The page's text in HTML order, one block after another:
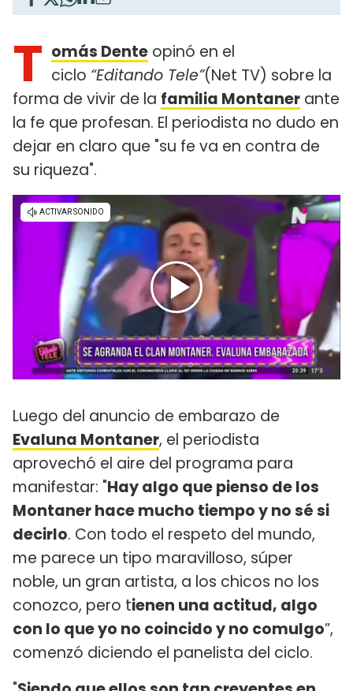
T omás Dente opinó en el
ciclo “Editando Tele”(Net TV) sobre la
forma de vivir de la familia Montaner ante
la fe que profesan. El periodista no dudo en
dejar en claro que "su fe va en contra de
su riqueza".
Luego del anuncio de embarazo de
Evaluna Montaner, el periodista
aprovechó el aire del programa para
manifestar: "Hay algo que pienso de los
Montaner hace mucho tiempo y no sé si
decirlo. Con todo el respeto del mundo,
me parece un tipo maravilloso, súper
noble, un gran artista, a los chicos no los
conozco, pero tienen una actitud, algo
con lo que yo no coincido y no comulgo”,
comenzó diciendo el panelista del ciclo.